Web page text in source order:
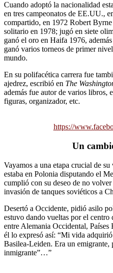
Cuando adoptó la nacionalidad
en tres campeonatos de EE.UU.,
compartido, en 1972 Robert
solitario en 1978; jugó en siete
ganó el oro en Haifa 1976,
ganó varios torneos de primer
mundo.
En su polifacética carrera fue
ajedrez, escribió en The
además fue autor de varios libros,
figuras, organizador, etc.
https://
Un
Vayamos a una etapa crucial de
estaba en Polonia disputando el
cumplió con su deseo de no
invasión de tanques soviéticos a
Desertó a Occidente, pidió asilo
estuvo dando vueltas por el
entre Alemania Occidental,
él lo expresó así: “Mi vida
Basilea-Leiden. Era un emigrante,
inmigrante”…”